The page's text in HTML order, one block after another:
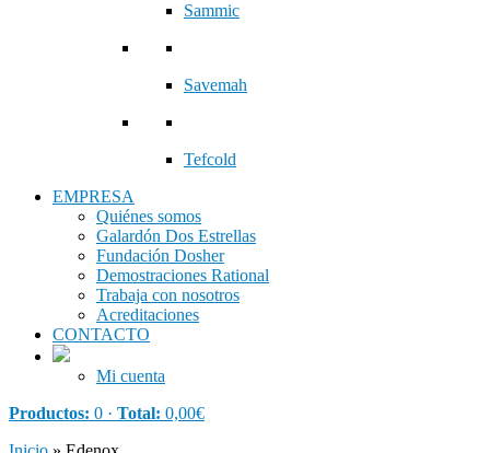
Sammic
Savemah
Tefcold
EMPRESA
Quiénes somos
Galardón Dos Estrellas
Fundación Dosher
Demostraciones Rational
Trabaja con nosotros
Acreditaciones
CONTACTO
Mi cuenta
Productos: 0 · Total: 0,00€